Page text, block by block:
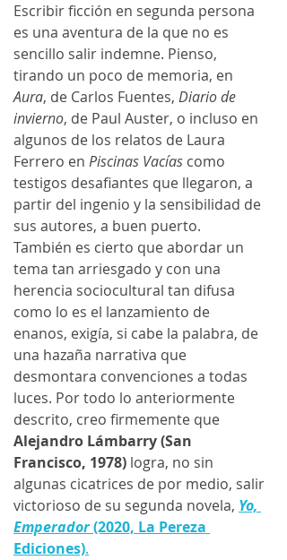
Escribir ficción en segunda persona
es una aventura de la que no es
sencillo salir indemne. Pienso,
tirando un poco de memoria, en
Aura, de Carlos Fuentes, Diario de
invierno, de Paul Auster, o incluso en
algunos de los relatos de Laura
Ferrero en Piscinas Vacías como
testigos desafiantes que llegaron, a
partir del ingenio y la sensibilidad de
sus autores, a buen puerto.
También es cierto que abordar un
tema tan arriesgado y con una
herencia sociocultural tan difusa
como lo es el lanzamiento de
enanos, exigía, si cabe la palabra, de
una hazaña narrativa que
desmontara convenciones a todas
luces. Por todo lo anteriormente
descrito, creo firmemente que
Alejandro Lámbarry (San
Francisco, 1978) logra, no sin
algunas cicatrices de por medio, salir
victorioso de su segunda novela, Yo,
Emperador (2020, La Pereza
Ediciones).